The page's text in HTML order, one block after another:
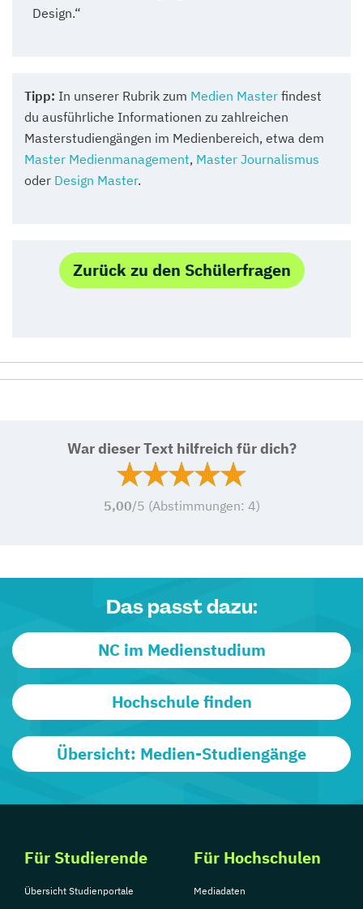
Design.“
Tipp: In unserer Rubrik zum Medien Master findest
du ausführliche Informationen zu zahlreichen
Masterstudiengängen im Medienbereich, etwa dem
Master Medienmanagement, Master Journalismus
oder Design Master.
Zurück zu den Schülerfragen
War dieser Text hilfreich für dich?
5,00/5 (Abstimmungen: 4)
Das passt dazu:
NC im Medienstudium
Hochschule finden
Übersicht: Medien-Studiengänge
Für Studierende
Übersicht Studienportale
Für Hochschulen
Mediadaten